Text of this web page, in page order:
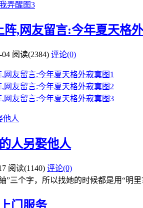
,网友留言:今年夏天格
04 阅读(2384) 评论(0)
人另娶他人
阅读(1140) 评论(0)
”三个字，所以找她的时候都是用“明
门服务